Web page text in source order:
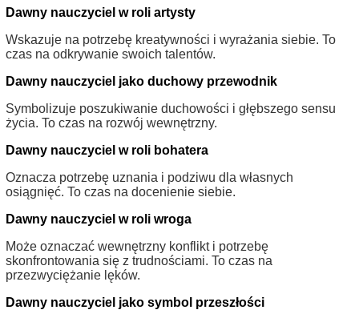
Dawny nauczyciel w roli artysty
Wskazuje na potrzebę kreatywności i wyrażania siebie. To
czas na odkrywanie swoich talentów.
Dawny nauczyciel jako duchowy przewodnik
Symbolizuje poszukiwanie duchowości i głębszego sensu
życia. To czas na rozwój wewnętrzny.
Dawny nauczyciel w roli bohatera
Oznacza potrzebę uznania i podziwu dla własnych
osiągnięć. To czas na docenienie siebie.
Dawny nauczyciel w roli wroga
Może oznaczać wewnętrzny konflikt i potrzebę
skonfrontowania się z trudnościami. To czas na
przezwyciężanie lęków.
Dawny nauczyciel jako symbol przeszłości